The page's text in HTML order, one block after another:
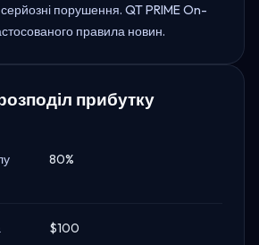
порушення. QT PRIME On-
правила новин.
прибутку
80%
$100